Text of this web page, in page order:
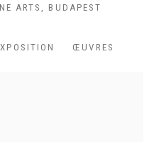
ARTS, BUDAPEST
ŒUVRES